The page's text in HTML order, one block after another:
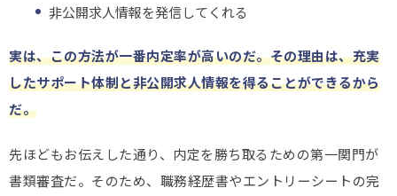
非公開求人情報を発信してくれる
実は、この方法が一番内定率が高いのだ。その理由は、充実
したサポート体制と非公開求人情報を得ることができるから
だ。
先ほどもお伝えした通り、内定を勝ち取るための第一関門が
書類審査だ。そのため、職務経歴書やエントリーシートの完